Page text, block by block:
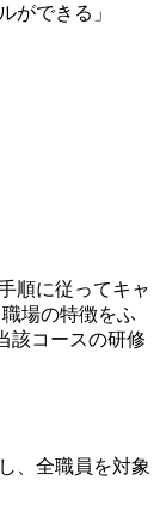
ができる」
順に従ってキャ
場の特徴をふ
該コースの研修
、全職員を対象